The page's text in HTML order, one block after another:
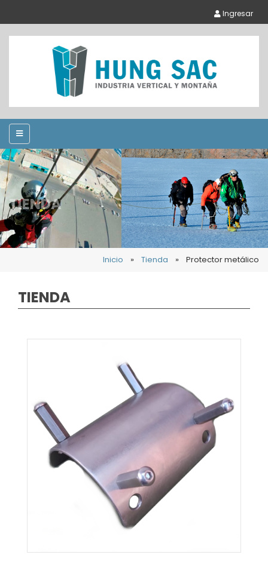
Ingresar
TIENDA
Inicio » Tienda » Protector metálico
TIENDA